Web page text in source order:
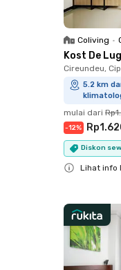
Coliving •
Kost De
Cireundeu,
5.2 km
mulai dari
-12%
Diskon
Lihat info